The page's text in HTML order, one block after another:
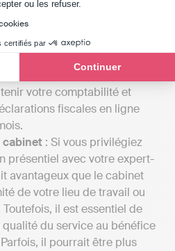
ou les refuser.
certifiés par
Continuer
indépendant et peuvent
milliers d'euros si
une comptabilité plus
tenir votre comptabilité et
fiscales en ligne
cabinet : Si vous privilégiez
présentiel avec votre expert-
avantageux que le cabinet
de votre lieu de travail ou
il est essentiel de
du service au bénéfice
il pourrait être plus